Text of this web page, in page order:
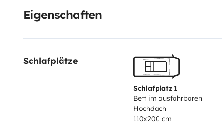
Absprache.
oder sende dir weitere Fotos zu.
Eigenschaften
Schlafplätze
Schlafplatz 1
Bett im ausfahrbaren
Hochdach
110x200 cm